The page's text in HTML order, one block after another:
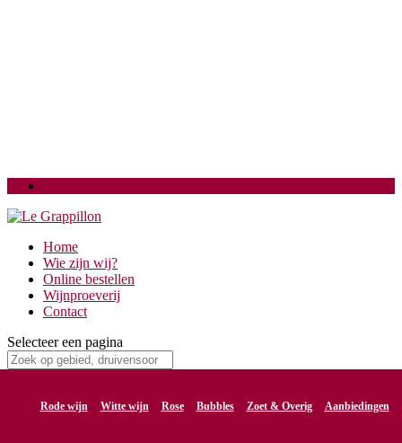
Home
Wie zijn wij?
Online bestellen
Wijnproeverij
Contact
Selecteer een pagina
Rode wijn Witte wijn Rose Bubbles Zoet & Overig Aanbiedingen